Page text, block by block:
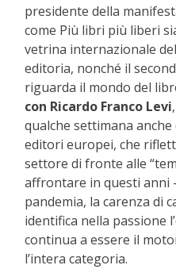
presidente della
come Più libri più liberi
vetrina internazionale
editoria, nonché il
riguarda il mondo del
con Ricardo Franco Levi
qualche settimana anche
editori europei, che
settore di fronte alle
affrontare in questi anni
pandemia, la carenza di
identifica nella passione
continua a essere il
l’intera categoria.